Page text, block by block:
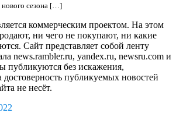
нового сезона […]
коммерческим проектом. На этом
ни чего не покупают, ни какие
Сайт представляет собой ленту
news.rambler.ru, yandex.ru, newsru.com и
публикуются без искажения,
достоверность публикуемых новостей
не несёт.